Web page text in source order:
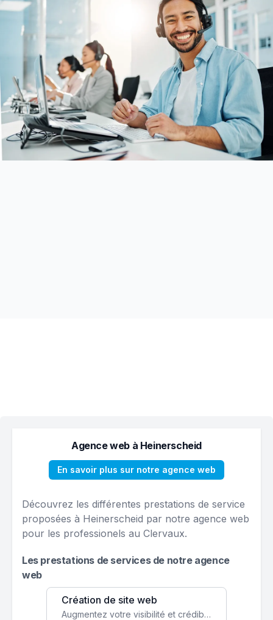
Agence web à Heinerscheid
En savoir plus sur notre agence web
Découvrez les différentes prestations de service
proposées à Heinerscheid par notre agence web
pour les professionels au Clervaux.
Les prestations de services de notre agence
web
Création de site web
Augmentez votre visibilité et crédibilité en ligne avec un site web performant, conçu pour attirer plus de clients.